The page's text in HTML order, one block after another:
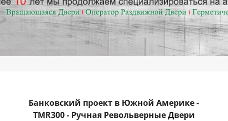
Банковский проект в Южной Америке -
TMR300 - Ручная Револьверные Двери